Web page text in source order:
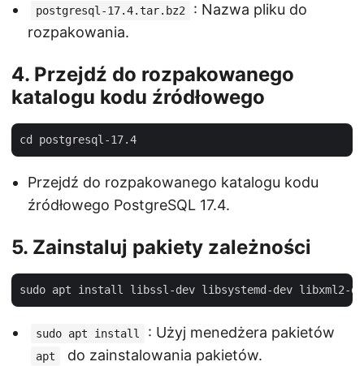
postgresql-17.4.tar.bz2
: Nazwa pliku do
rozpakowania.
4. Przejdź do rozpakowanego
katalogu kodu źródłowego
Przejdź do rozpakowanego katalogu kodu
źródłowego PostgreSQL 17.4.
5. Zainstaluj pakiety zależności
sudo apt install : Użyj menedżera pakietów
apt do zainstalowania pakietów.